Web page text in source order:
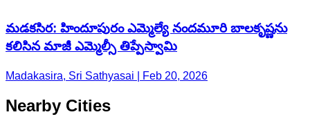
మడకసిర: హిందూపురం ఎమ్మెల్యే నందమూరి బాలకృష్ణను
కలిసిన మాజీ ఎమ్మెల్సీ తిప్పేస్వామి
Madakasira, Sri Sathyasai | Feb 20, 2026
Nearby Cities